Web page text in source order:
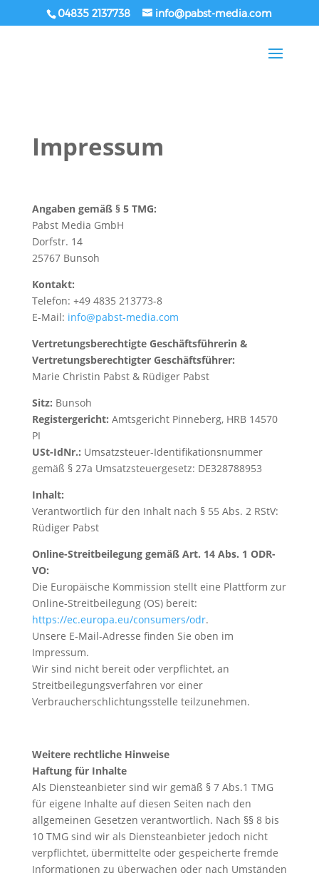
04835 2137738 info@pabst-media.com
Impressum
Angaben gemäß § 5 TMG:
Pabst Media GmbH
Dorfstr. 14
25767 Bunsoh
Kontakt:
Telefon: +49 4835 213773-8
E-Mail: info@pabst-media.com
Vertretungsberechtigte Geschäftsführerin &
Vertretungsberechtigter Geschäftsführer:
Marie Christin Pabst & Rüdiger Pabst
Sitz: Bunsoh
Registergericht: Amtsgericht Pinneberg, HRB 14570
PI
USt-IdNr.: Umsatzsteuer-Identifikationsnummer
gemäß § 27a Umsatzsteuergesetz: DE328788953
Inhalt:
Verantwortlich für den Inhalt nach § 55 Abs. 2 RStV:
Rüdiger Pabst
Online-Streitbeilegung gemäß Art. 14 Abs. 1 ODR-
VO:
Die Europäische Kommission stellt eine Plattform zur
Online-Streitbeilegung (OS) bereit:
https://ec.europa.eu/consumers/odr.
Unsere E-Mail-Adresse finden Sie oben im
Impressum.
Wir sind nicht bereit oder verpflichtet, an
Streitbeilegungsverfahren vor einer
Verbraucherschlichtungsstelle teilzunehmen.
Weitere rechtliche Hinweise
Haftung für Inhalte
Als Diensteanbieter sind wir gemäß § 7 Abs.1 TMG
für eigene Inhalte auf diesen Seiten nach den
allgemeinen Gesetzen verantwortlich. Nach §§ 8 bis
10 TMG sind wir als Diensteanbieter jedoch nicht
verpflichtet, übermittelte oder gespeicherte fremde
Informationen zu überwachen oder nach Umständen